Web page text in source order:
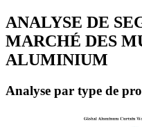
ANALYSE DE
MARCHÉ DES
ALUMINIUM
Analyse par type de